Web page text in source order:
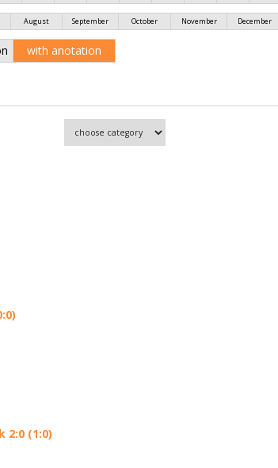
August September October November December
with anotation
2:0 (1:0)